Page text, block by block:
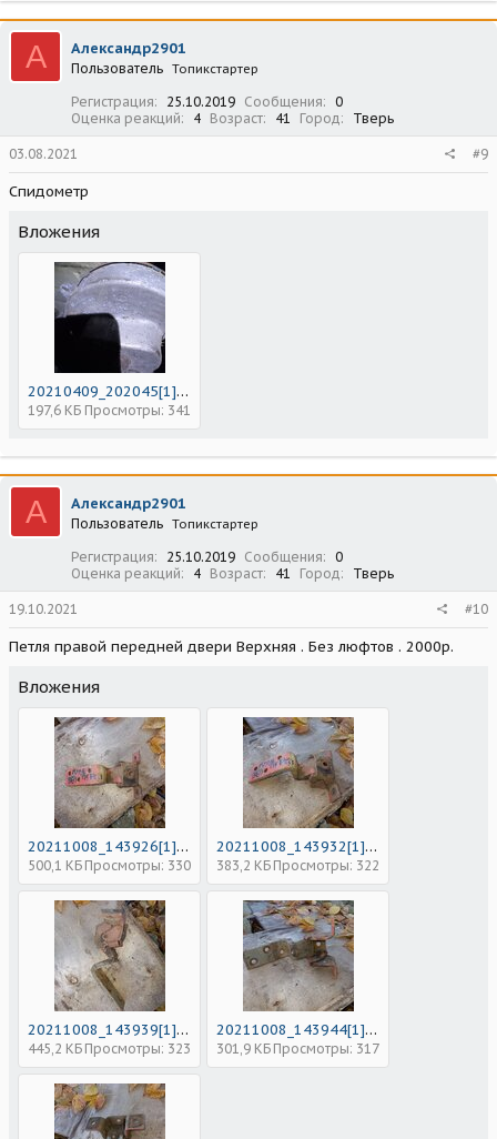
А Александр2901
Пользователь Топикстартер
Регистрация 25.10.2019 Сообщения
0
Оценка реакций
4 Возраст 41 Город Тверь
03.08.2021 #9
Спидометр
Вложения
20210409_202045[1].jpg
197,6 КБ Просмотры: 341
А Александр2901
Пользователь Топикстартер
Регистрация 25.10.2019 Сообщения
0
Оценка реакций
4 Возраст 41 Город Тверь
19.10.2021 #10
Петля правой передней двери Верхняя . Без люфтов . 2000р.
Вложения
20211008_143926[1].jpg
500,1 КБ Просмотры: 330
20211008_143932[1].jpg
383,2 КБ Просмотры: 322
20211008_143939[1].jpg
445,2 КБ Просмотры: 323
20211008_143944[1].jpg
301,9 КБ Просмотры: 317